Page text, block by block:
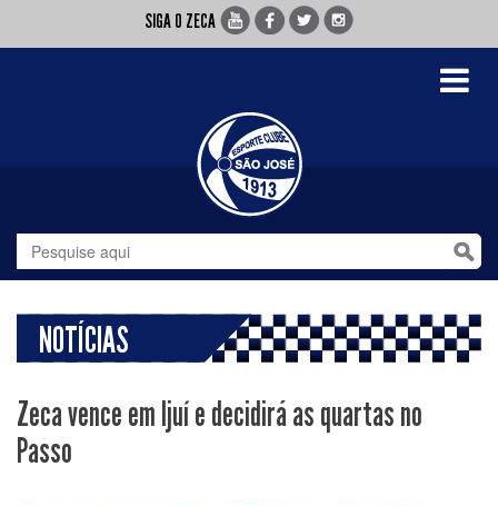
SIGA O ZECA
Toggle
NOTÍCIAS
Zeca vence em Ijuí e decidirá as quartas no
Passo